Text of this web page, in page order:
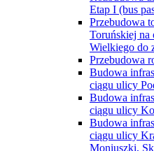
Etap I (bus
Przebudowa
Toruńskiej na
Wielkiego do
Przebudowa
Budowa
ciągu ulicy
Budowa
ciągu ulicy
Budowa
ciągu ulicy
Moniuszki,